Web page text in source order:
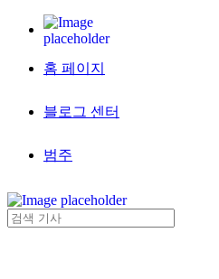
홈 페이지
블로그 센터
범주